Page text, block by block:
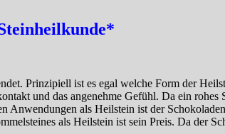
Prinzipiell ist es egal welche Form der
und das angenehme Gefühl. Da ein
als Heilstein ist der
als Heilstein ist sein Preis. Da der